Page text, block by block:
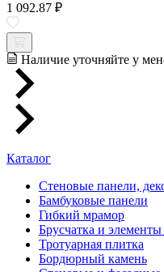
1 092.87 ₽
Наличие уточняйте у
Каталог
Стеновые панели,
Бамбуковые панели
Гибкий мрамор
Брусчатка и элементы
Тротуарная плитка
Бордюрный камень